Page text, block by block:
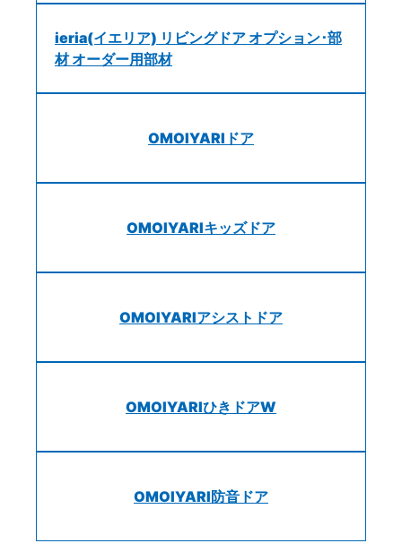
ieria(イエリア) リビングドア オプション･部
材 オーダー用部材
OMOIYARIドア
OMOIYARIキッズドア
OMOIYARIアシストドア
OMOIYARIひきドアW
OMOIYARI防音ドア